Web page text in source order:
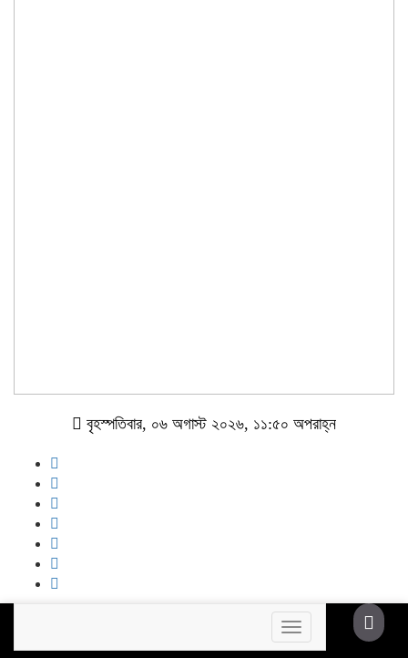
বৃহস্পতিবার, ০৬ অগাস্ট ২০২৬, ১১:৫০ অপরাহ্ন
Toggle
navigation